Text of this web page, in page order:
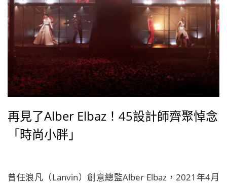
再見了Alber Elbaz！45設計師齊聚悼念
「時尚小胖」
曾任浪凡（Lanvin）創意總監Alber Elbaz，2021年4月